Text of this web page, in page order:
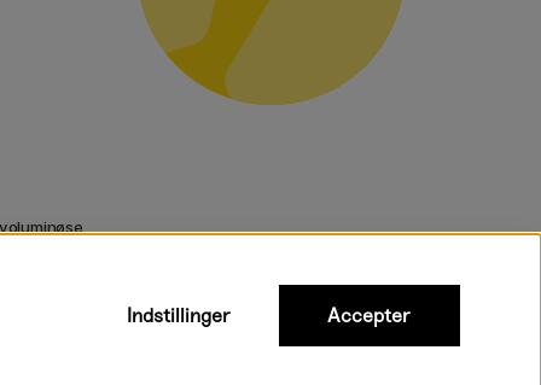
Indstillinger Accepter